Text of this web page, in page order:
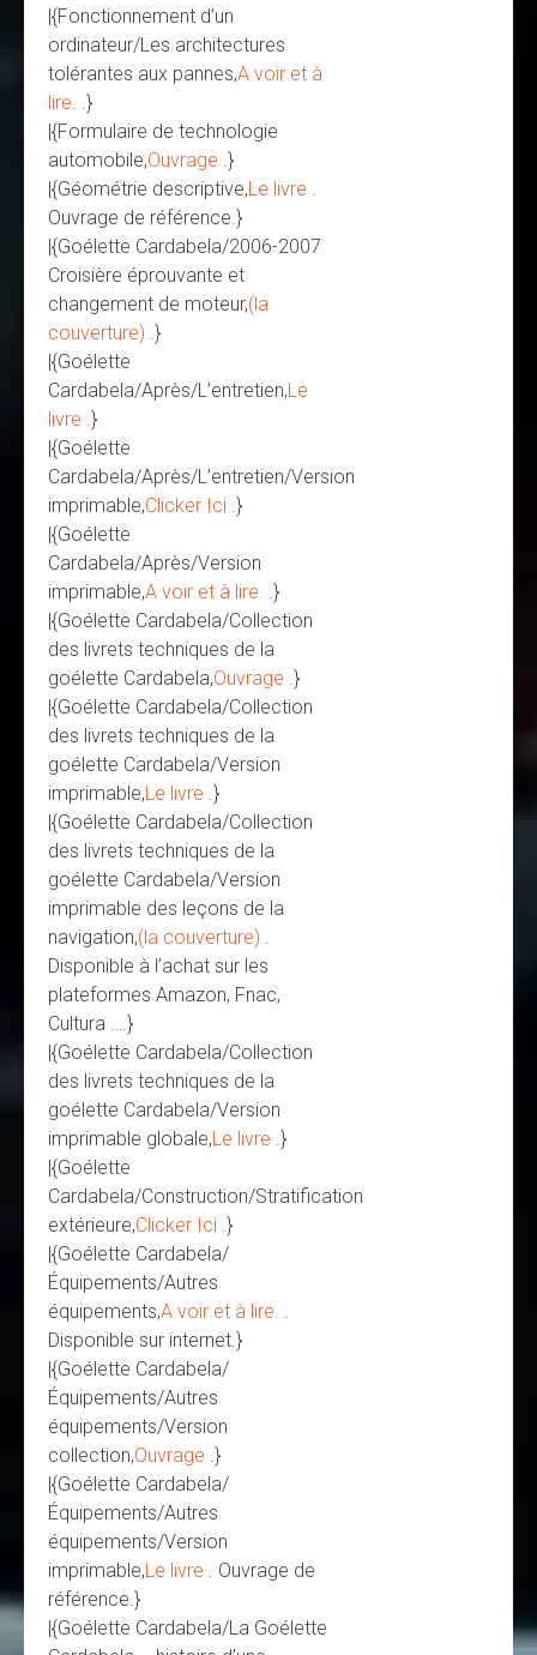
|{Fonctionnement d’un
ordinateur/Les architectures
tolérantes aux pannes,A voir et à
lire. .}
|{Formulaire de technologie
automobile,Ouvrage .}
|{Géométrie descriptive,Le livre .
Ouvrage de référence.}
|{Goélette Cardabela/2006-2007
Croisière éprouvante et
changement de moteur,(la
couverture) .}
|{Goélette
Cardabela/Après/L’entretien,Le
livre .}
|{Goélette
Cardabela/Après/L’entretien/Version
imprimable,Clicker Ici .}
|{Goélette
Cardabela/Après/Version
imprimable,A voir et à lire. .}
|{Goélette Cardabela/Collection
des livrets techniques de la
goélette Cardabela,Ouvrage .}
|{Goélette Cardabela/Collection
des livrets techniques de la
goélette Cardabela/Version
imprimable,Le livre .}
|{Goélette Cardabela/Collection
des livrets techniques de la
goélette Cardabela/Version
imprimable des leçons de la
navigation,(la couverture) .
Disponible à l’achat sur les
plateformes Amazon, Fnac,
Cultura ….}
|{Goélette Cardabela/Collection
des livrets techniques de la
goélette Cardabela/Version
imprimable globale,Le livre .}
|{Goélette
Cardabela/Construction/Stratification
extérieure,Clicker Ici .}
|{Goélette Cardabela/
Équipements/Autres
équipements,A voir et à lire. .
Disponible sur internet.}
|{Goélette Cardabela/
Équipements/Autres
équipements/Version
collection,Ouvrage .}
|{Goélette Cardabela/
Équipements/Autres
équipements/Version
imprimable,Le livre . Ouvrage de
référence.}
|{Goélette Cardabela/La Goélette